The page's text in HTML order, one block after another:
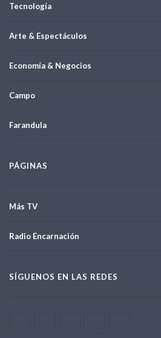
Tecnología
Arte & Espectáculos
Economía & Negocios
Campo
Farandula
PÁGINAS
Más TV
Radio Encarnación
SÍGUENOS EN LAS REDES